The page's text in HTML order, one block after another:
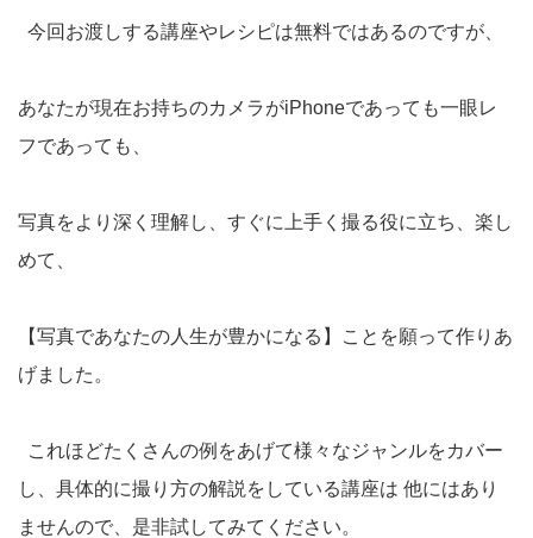
今回お渡しする講座やレシピは無料ではあるのですが、
あなたが現在お持ちのカメラがiPhoneであっても一眼レ
フであっても、
写真をより深く理解し、すぐに上手く撮る役に立ち、楽し
めて、
【写真であなたの人生が豊かになる】ことを願って作りあ
げました。
これほどたくさんの例をあげて様々なジャンルをカバー
し、具体的に撮り方の解説をしている講座は 他にはあり
ませんので、是非試してみてください。